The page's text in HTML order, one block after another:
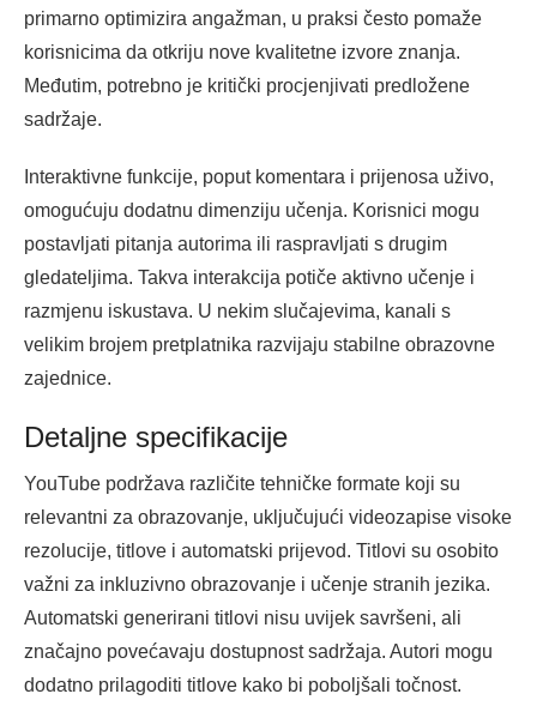
primarno optimizira angažman, u praksi često pomaže
korisnicima da otkriju nove kvalitetne izvore znanja.
Međutim, potrebno je kritički procjenjivati predložene
sadržaje.
Interaktivne funkcije, poput komentara i prijenosa uživo,
omogućuju dodatnu dimenziju učenja. Korisnici mogu
postavljati pitanja autorima ili raspravljati s drugim
gledateljima. Takva interakcija potiče aktivno učenje i
razmjenu iskustava. U nekim slučajevima, kanali s
velikim brojem pretplatnika razvijaju stabilne obrazovne
zajednice.
Detaljne specifikacije
YouTube podržava različite tehničke formate koji su
relevantni za obrazovanje, uključujući videozapise visoke
rezolucije, titlove i automatski prijevod. Titlovi su osobito
važni za inkluzivno obrazovanje i učenje stranih jezika.
Automatski generirani titlovi nisu uvijek savršeni, ali
značajno povećavaju dostupnost sadržaja. Autori mogu
dodatno prilagoditi titlove kako bi poboljšali točnost.